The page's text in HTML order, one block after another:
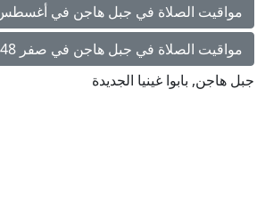
مواقيت الصلاة في جبل هاجن في أغسطس
مواقيت الصلاة في جبل هاجن في صفر 1448
جبل هاجن, بابوا غينيا الجديدة